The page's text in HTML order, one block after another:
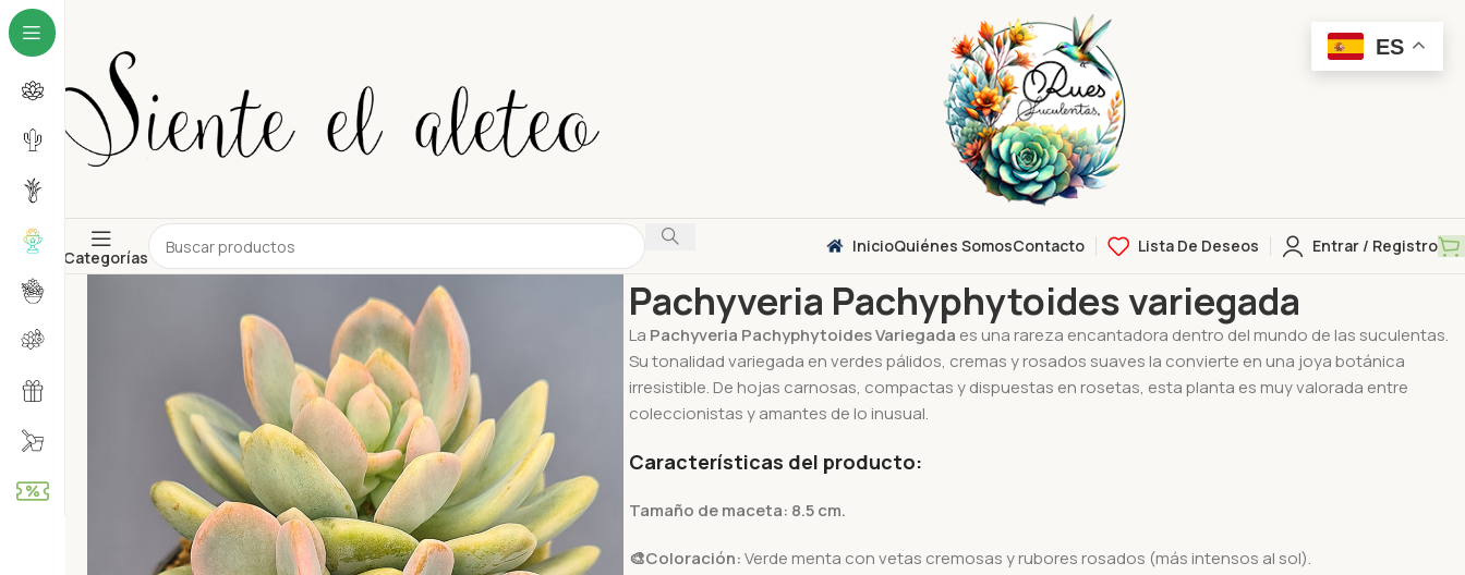
Categorías
InicioQuiénes SomosContacto Lista De Deseos Entrar / Registro
Inicio
Pachyveria Pachyphytoides variegada
La Pachyveria Pachyphytoides Variegada es una rareza encantadora dentro del mundo de las suculentas.
Su tonalidad variegada en verdes pálidos, cremas y rosados suaves la convierte en una joya botánica
irresistible. De hojas carnosas, compactas y dispuestas en rosetas, esta planta es muy valorada entre
coleccionistas y amantes de lo inusual.
Características del producto:
Tamaño de maceta: 8.5 cm.
🎨Coloración:Verde menta con vetas cremosas y rubores rosados (más intensos al sol).
ES